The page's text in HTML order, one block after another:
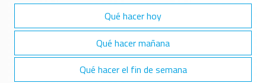
Qué hacer hoy
Qué hacer mañana
Qué hacer el fin de semana